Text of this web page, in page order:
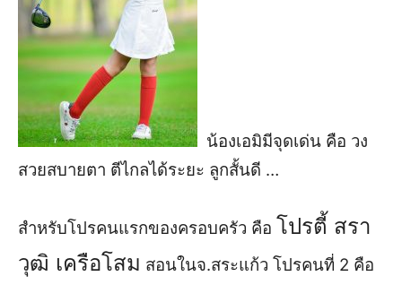
น้องเอมิมีจุดเด่น คือ วง
สวยสบายตา ตีไกลได้ระยะ ลูกสั้นดี …
สำหรับโปรคนแรกของครอบครัว คือ โปรตี้ สรา
วุฒิ เครือโสม สอนในจ.สระแก้ว โปรคนที่ 2 คือ